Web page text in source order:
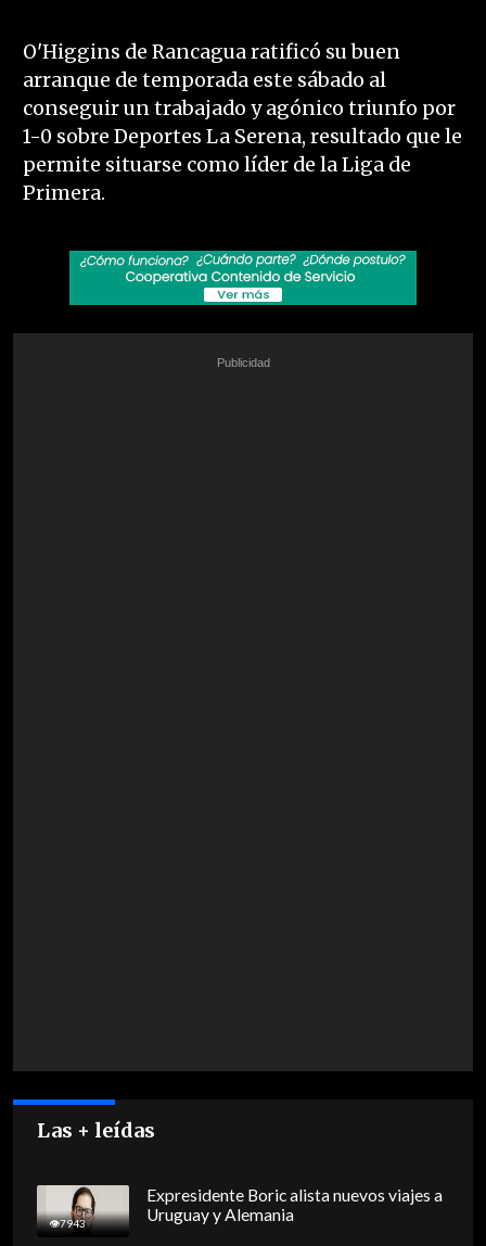
O'Higgins de Rancagua ratificó su buen
arranque de temporada este sábado al
conseguir un trabajado y agónico triunfo por
1-0 sobre Deportes La Serena, resultado que le
permite situarse como líder de la Liga de
Primera.
Las + leídas
7943
Expresidente Boric alista nuevos viajes a
Uruguay y Alemania